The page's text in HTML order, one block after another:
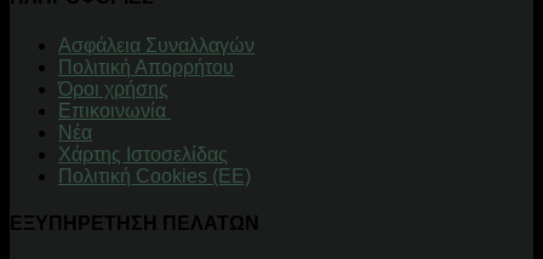
Aσφάλεια Συναλλαγών
Πολιτική Απορρήτου
Όροι χρήσης
Επικοινωνία
Νέα
Χάρτης Ιστοσελίδας
Πολιτική Cookies (ΕΕ)
ΕΞΥΠΗΡΕΤΗΣΗ ΠΕΛΑΤΩΝ